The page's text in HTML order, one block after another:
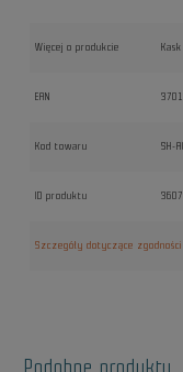
Więcej o produkcie
EAN
Kod towaru SH-
ID produktu 3607
Szczegóły dotyczące
Podobne produkty